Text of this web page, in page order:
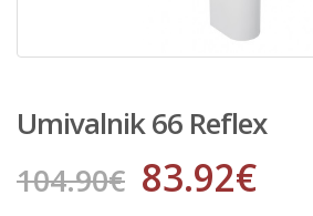
Umivalnik 66 Reflex
104.90€ 83.92€